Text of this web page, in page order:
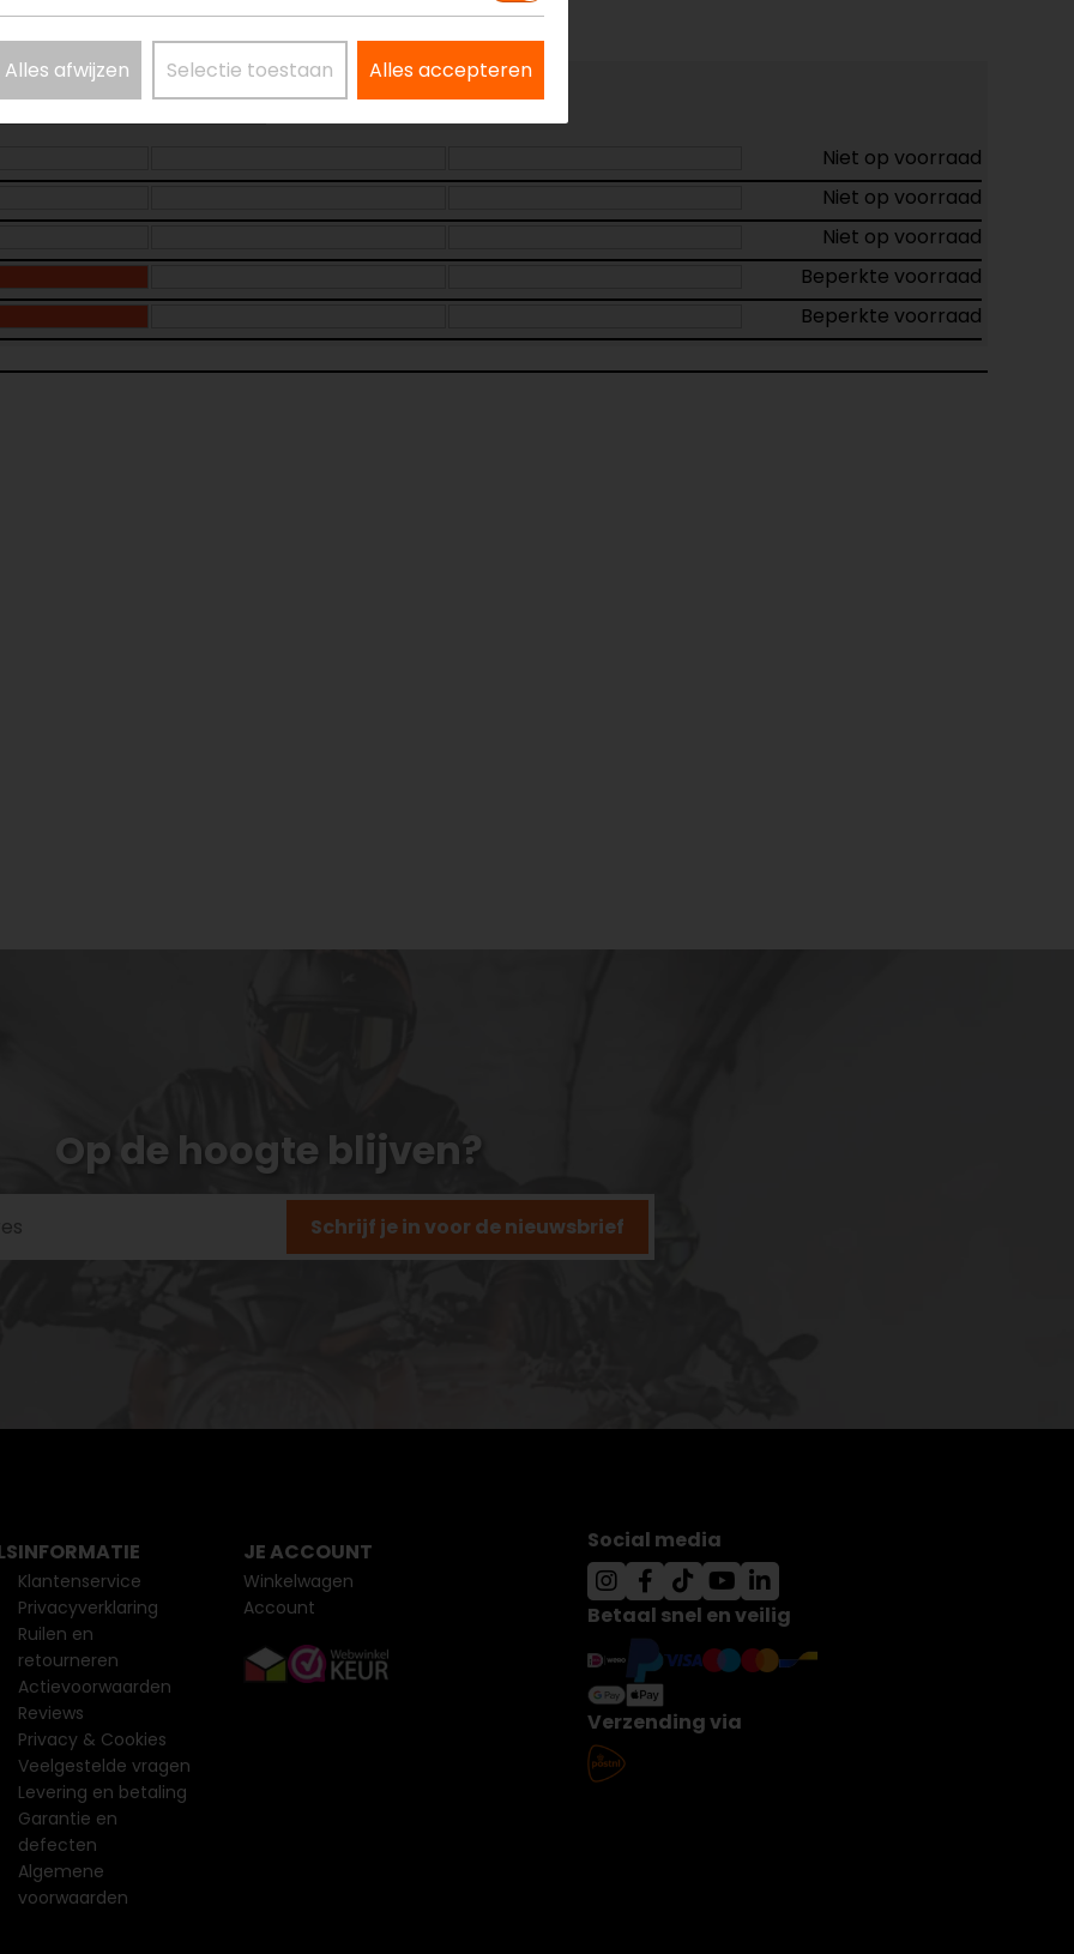
Niet op voorraad
Niet op voorraad
Niet op voorraad
Beperkte voorraad
Beperkte voorraad
Op de hoogte blijven?
Schrijf je in voor de nieuwsbrief
Alles afwijzen Selectie toestaan Alles accepteren
INFORMATIE
Klantenservice
Privacyverklaring
Ruilen en
retourneren
Actievoorwaarden
Reviews
Privacy & Cookies
Veelgestelde vragen
Levering en betaling
Garantie en
defecten
Algemene
voorwaarden
JE ACCOUNT
Winkelwagen
Account
Social media
Betaal snel en veilig
Verzending via